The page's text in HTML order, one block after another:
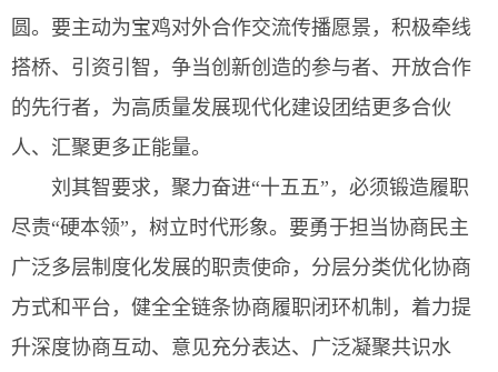
圆。要主动为宝鸡对外合作交流传播愿景，积极牵线
搭桥、引资引智，争当创新创造的参与者、开放合作
的先行者，为高质量发展现代化建设团结更多合伙
人、汇聚更多正能量。
刘其智要求，聚力奋进“十五五”，必须锻造履职
尽责“硬本领”，树立时代形象。要勇于担当协商民主
广泛多层制度化发展的职责使命，分层分类优化协商
方式和平台，健全全链条协商履职闭环机制，着力提
升深度协商互动、意见充分表达、广泛凝聚共识水